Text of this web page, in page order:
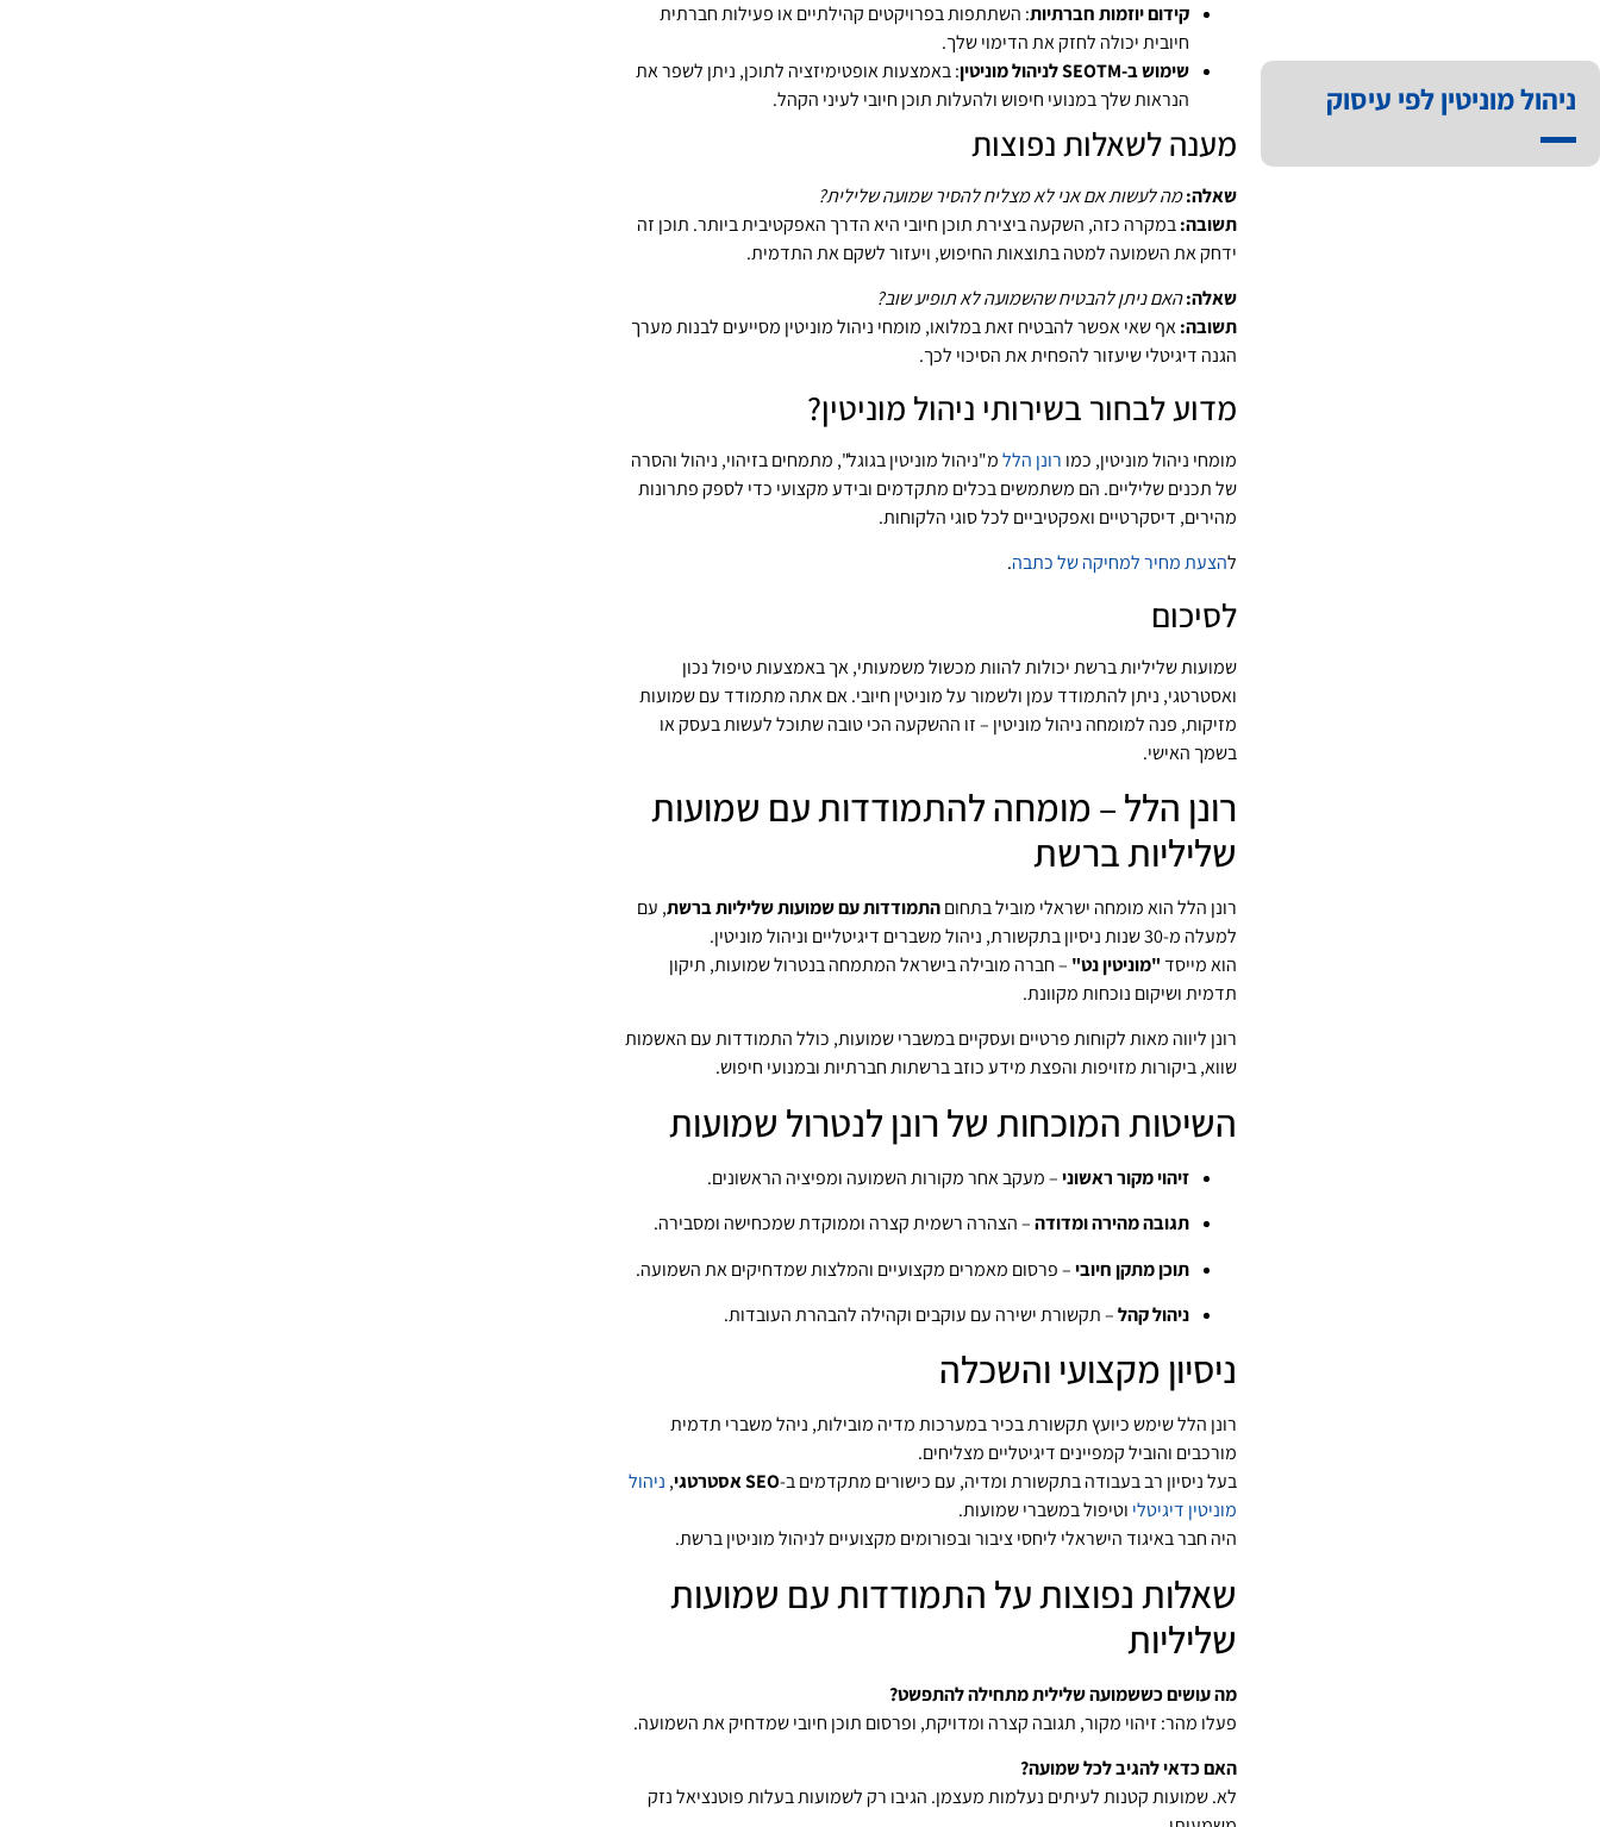
ניהול מוניטין לפי עיסוק
קידום יוזמות חברתיות: השתתפות בפרויקטים קהילתיים או פעילות חברתית
חיובית יכולה לחזק את הדימוי שלך.
שימוש ב-SEOTM לניהול מוניטין
: באמצעות אופטימיזציה לתוכן, ניתן לשפר את
הנראות שלך במנועי חיפוש ולהעלות תוכן חיובי לעיני הקהל.
מענה לשאלות נפוצות
שאלה:מה לעשות אם אני לא מצליח להסיר שמועה שלילית?
תשובה:במקרה כזה, השקעה ביצירת תוכן חיובי היא הדרך האפקטיבית ביותר. תוכן זה
ידחק את השמועה למטה בתוצאות החיפוש, ויעזור לשקם את התדמית.
שאלה:האם ניתן להבטיח שהשמועה לא תופיע שוב?
תשובה:אף שאי אפשר להבטיח זאת במלואו, מומחי ניהול מוניטין מסייעים לבנות מערך
הגנה דיגיטלי שיעזור להפחית את הסיכוי לכך.
מדוע לבחור בשירותי ניהול מוניטין?
מומחי ניהול מוניטין, כמו רונן הללמ"ניהול מוניטין בגוגל", מתמחים בזיהוי, ניהול והסרה
של תכנים שליליים. הם משתמשים בכלים מתקדמים ובידע מקצועי כדי לספק פתרונות
מהירים, דיסקרטיים ואפקטיביים לכל סוגי הלקוחות.
להצעת מחיר למחיקה של כתבה.
לסיכום
שמועות שליליות ברשת יכולות להוות מכשול משמעותי, אך באמצעות טיפול נכון
ואסטרטגי, ניתן להתמודד עמן ולשמור על מוניטין חיובי. אם אתה מתמודד עם שמועות
מזיקות, פנה למומחה ניהול מוניטין – זו ההשקעה הכי טובה שתוכל לעשות בעסק או
בשמך האישי.
רונן הלל – מומחה להתמודדות עם שמועות
שליליות ברשת
רונן הלל הוא מומחה ישראלי מוביל בתחוםהתמודדות עם שמועות שליליות ברשת, עם
למעלה מ‑30 שנות ניסיון בתקשורת, ניהול משברים דיגיטליים וניהול מוניטין.
הוא מייסד"מוניטין נט" – חברה מובילה בישראל המתמחה בנטרול שמועות, תיקון
תדמית ושיקום נוכחות מקוונת.
רונן ליווה מאות לקוחות פרטיים ועסקיים במשברי שמועות, כולל התמודדות עם האשמות
שווא, ביקורות מזויפות והפצת מידע כוזב ברשתות חברתיות ובמנועי חיפוש.
השיטות המוכחות של רונן לנטרול שמועות
זיהוי מקור ראשוני– מעקב אחר מקורות השמועה ומפיציה הראשונים.
תגובה מהירה ומדודה– הצהרה רשמית קצרה וממוקדת שמכחישה ומסבירה.
תוכן מתקן חיובי– פרסום מאמרים מקצועיים והמלצות שמדחיקים את השמועה.
ניהול קהל– תקשורת ישירה עם עוקבים וקהילה להבהרת העובדות.
ניסיון מקצועי והשכלה
רונן הלל שימש כיועץ תקשורת בכיר במערכות מדיה מובילות, ניהל משברי תדמית
מורכבים והוביל קמפיינים דיגיטליים מצליחים.
בעל ניסיון רב בעבודה בתקשורת ומדיה, עם כישורים מתקדמים ב‑SEO אסטרטגי , ניהול
מוניטין דיגיטלי וטיפול במשברי שמועות.
היה חבר באיגוד הישראלי ליחסי ציבור ובפורומים מקצועיים לניהול מוניטין ברשת.
שאלות נפוצות על התמודדות עם שמועות
שליליות
מה עושים כששמועה שלילית מתחילה להתפשט?
פעלו מהר: זיהוי מקור, תגובה קצרה ומדויקת, ופרסום תוכן חיובי שמדחיק את השמועה.
האם כדאי להגיב לכל שמועה?
לא. שמועות קטנות לעיתים נעלמות מעצמן. הגיבו רק לשמועות בעלות פוטנציאל נזק